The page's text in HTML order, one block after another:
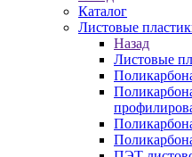
Каталог
Листовые
Назад
Листовые